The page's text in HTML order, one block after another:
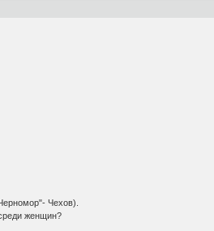
Чехов).
женщин?